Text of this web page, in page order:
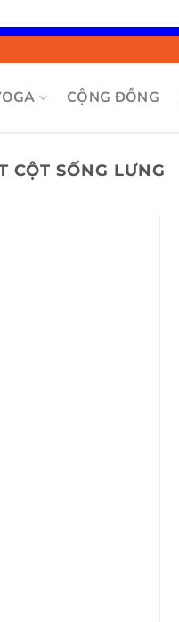
CỘNG ĐỒNG
CỘT SỐNG LƯNG